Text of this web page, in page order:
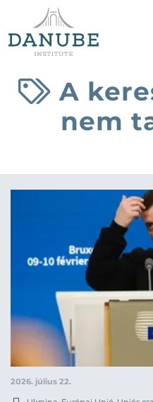
A
nem
2026. július 22.